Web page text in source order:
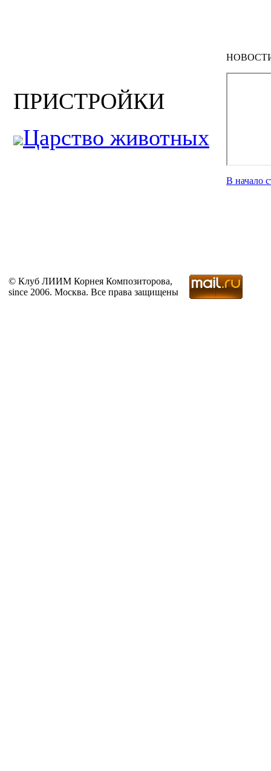
ПРИСТРОЙКИ
Царство животных
В начало
© Клуб ЛИИМ Корнея Композиторова,
since 2006. Москва. Все права защищены